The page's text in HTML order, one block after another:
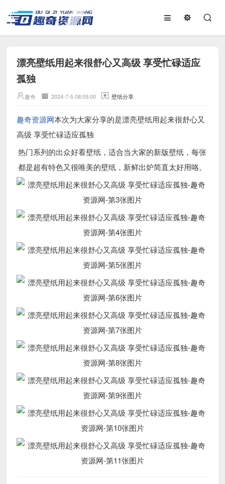
漂亮壁纸用起来很舒心又高级 享受忙碌适应
孤独
趣奇 2024-7-5 08:05:00 壁纸分享
趣奇资源网本次为大家分享的是漂亮壁纸用起来很舒心又
高级 享受忙碌适应孤独
热门系列的出众好看壁纸，适合当大家的新版壁纸，每张
都是超有特色又很唯美的壁纸，新鲜出炉简直太好用咯。